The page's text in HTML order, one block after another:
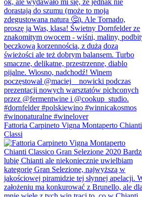
Fattoria Carpineto Vigna Montaperto Chianti
Classi